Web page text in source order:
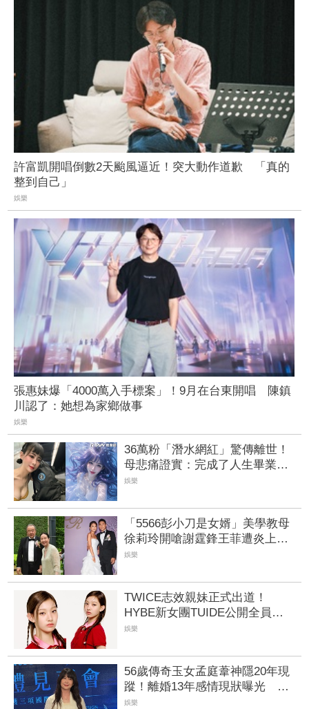
許富凱開唱倒數2天颱風逼近！突大動作道歉 「真的
整到自己」
娛樂
張惠妹爆「4000萬入手標案」！9月在台東開唱 陳鎮
川認了：她想為家鄉做事
娛樂
36萬粉「潛水網紅」驚傳離世！
母悲痛證實：完成了人生畢業典
禮
娛樂
「5566彭小刀是女婿」美學教母
徐莉玲開嗆謝霆鋒王菲遭炎上！
台玻股價慘跌 驚人身家曝
娛樂
TWICE志效親妹正式出道！
HYBE新女團TUIDE公開全員
粉絲嗨喊：強大的家族基因
娛樂
56歲傳奇玉女孟庭葦神隱20年現
蹤！離婚13年感情現狀曝光 羞
認「我很多追求者」
娛樂